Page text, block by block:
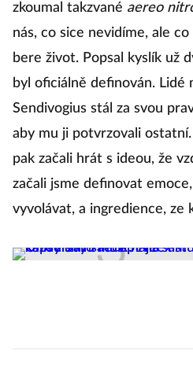
zkoumal takzvané aereo
nás, co sice nevidíme, ale
bere život. Popsal kyslík už
byl oficiálně definován. Lidé
Sendivogius stál za svou
aby mu ji potvrzovali
pak začali hrát s ideou, že
začali jsme definovat
vyvolávat, a ingredience, ze